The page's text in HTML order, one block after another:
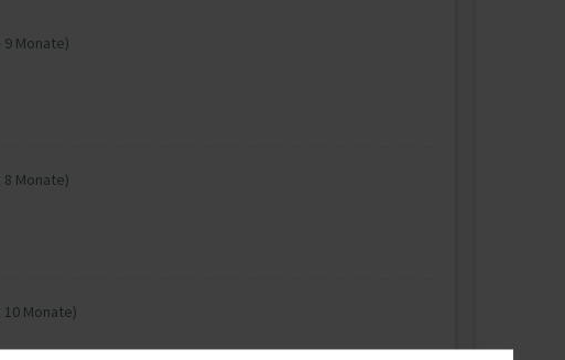
Monate)
8 Monate)
10 Monate)